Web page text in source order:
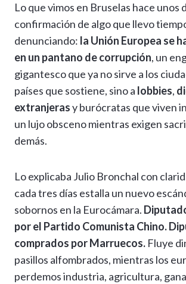
at
s
A
p
p
e
gr
a
m
e
b
o
o
k
ke
dI
n
se
n
g
er
l
Lo que vimos en Bruselas hace unos
confirmación de algo que llevo
denunciando: la Unión Europea se
en un pantano de corrupción, un
gigantesco que ya no sirve a los
países que sostiene, sino a lobbies,
extranjerasy burócratas que viven
un lujo obsceno mientras exigen
demás.
Lo explicaba Julio Bronchal con
cada tres días estalla un nuevo
sobornos en la Eurocámara.
por el Partido Comunista Chino.
comprados por Marruecos. Fluye
pasillos alfombrados, mientras los
perdemos industria, agricultura,